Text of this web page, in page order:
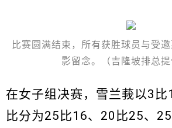
比赛圆满结束，所有获胜球员与受
影留念。（吉隆坡排总提
在女子组决赛，雪兰莪以3比
比分为25比16、20比25、